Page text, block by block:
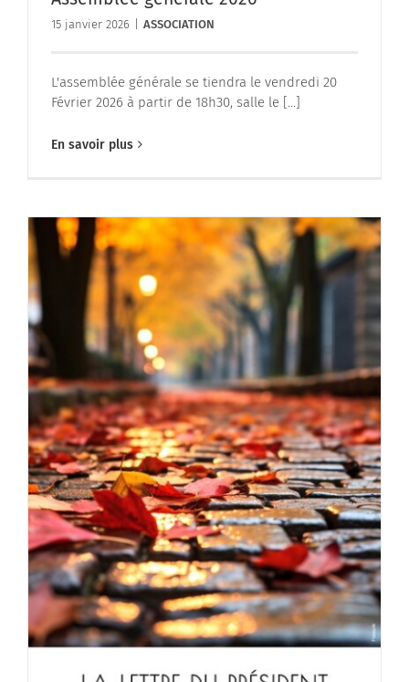
15 janvier 2026 ASSOCIATION
L'assemblée générale se tiendra le vendredi 20
Février 2026 à partir de 18h30, salle le [...]
En savoir plus